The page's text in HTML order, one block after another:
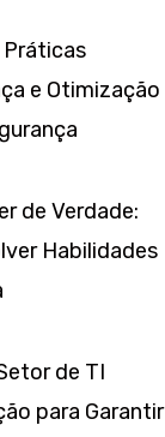
e Otimização
de Verdade:
Habilidades
de TI
para Garantir